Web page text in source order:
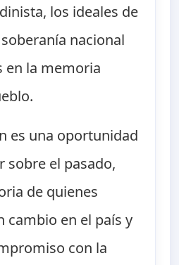
los ideales de
nacional
en la memoria
es una oportunidad
sobre el pasado,
de quienes
cambio en el país y
con la